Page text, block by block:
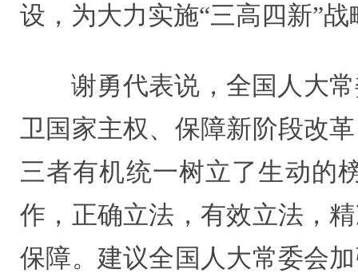
设，为大力实施“三高四新”
谢勇代表说，全国人大
卫国家主权、保障新阶段改
三者有机统一树立了生动的
作，正确立法，有效立法，
保障。建议全国人大常委会